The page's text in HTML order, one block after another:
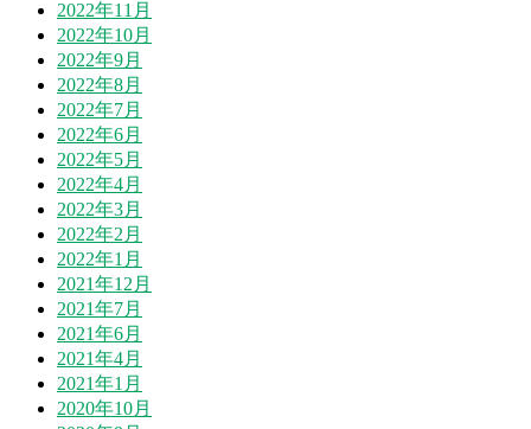
2022年11月
2022年10月
2022年9月
2022年8月
2022年7月
2022年6月
2022年5月
2022年4月
2022年3月
2022年2月
2022年1月
2021年12月
2021年7月
2021年6月
2021年4月
2021年1月
2020年10月